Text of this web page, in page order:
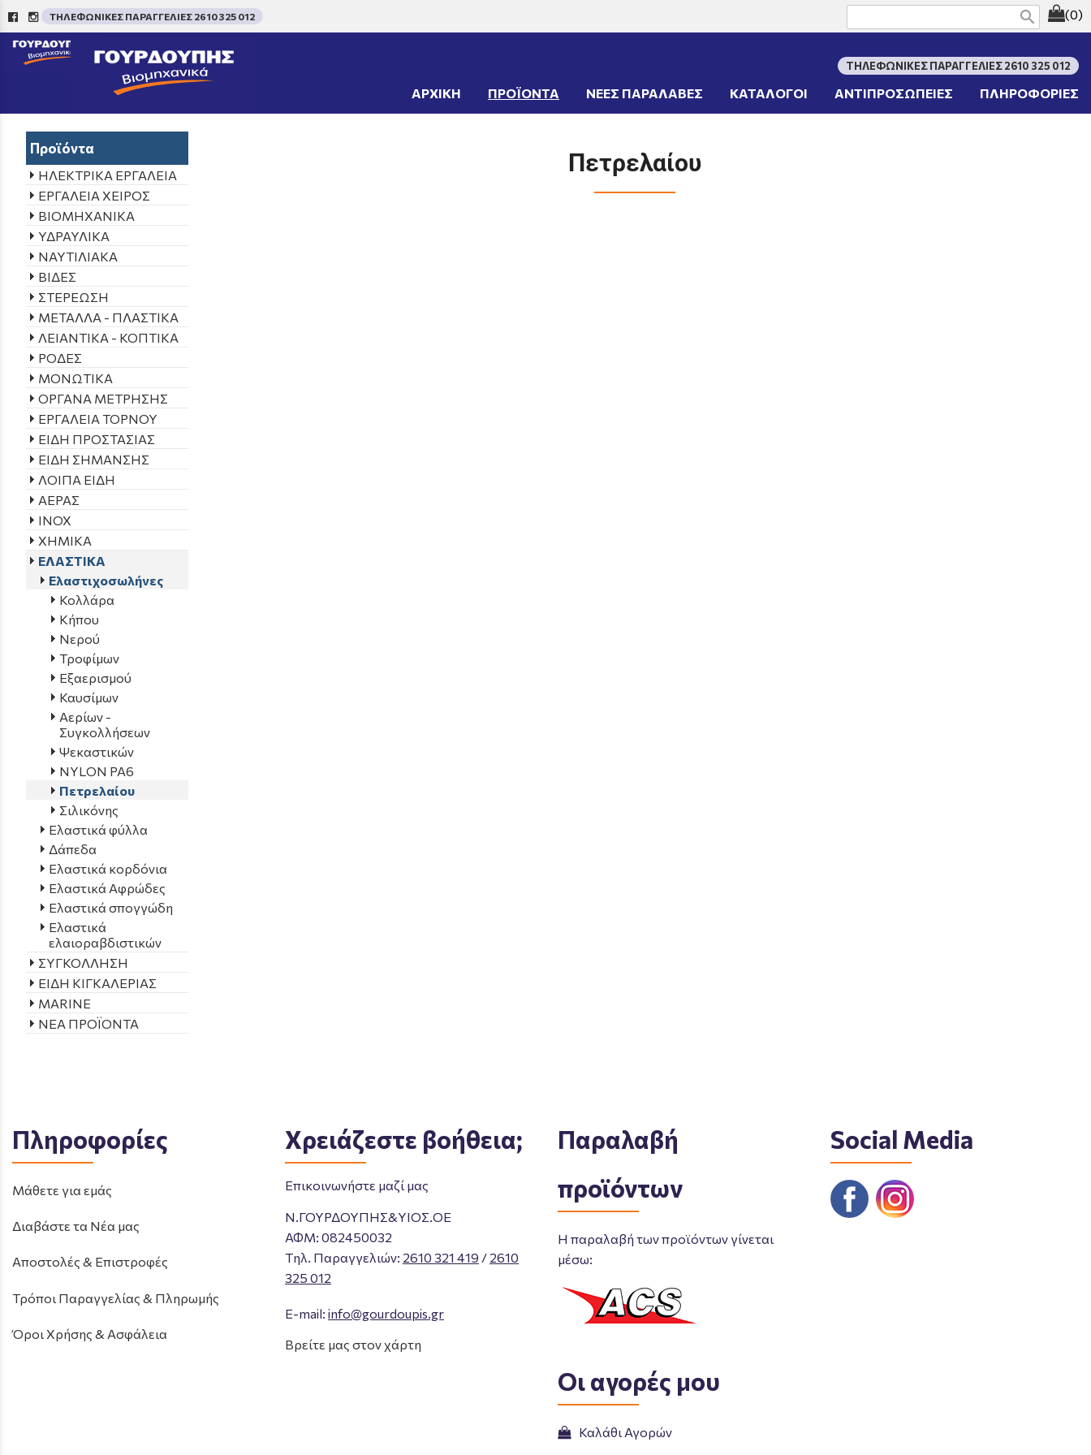
ΤΗΛΕΦΩΝΙΚΕΣ ΠΑΡΑΓΓΕΛΙΕΣ 2610 325 012 (0)
search
ΤΗΛΕΦΩΝΙΚΕΣ ΠΑΡΑΓΓΕΛΙΕΣ 2610 325 012
/
ΑΡΧΙΚΗ ΠΡΟΪΟΝΤΑ ΝΕΕΣ ΠΑΡΑΛΑΒΕΣ ΚΑΤΑΛΟΓΟΙ ΑΝΤΙΠΡΟΣΩΠΕΙΕΣ ΠΛΗΡΟΦΟΡΙΕΣ
Προϊόντα
ΗΛΕΚΤΡΙΚΑ ΕΡΓΑΛΕΙΑ
ΕΡΓΑΛΕΙΑ ΧΕΙΡΟΣ
ΒΙΟΜΗΧΑΝΙΚΑ
ΥΔΡΑΥΛΙΚΑ
ΝΑΥΤΙΛΙΑΚΑ
ΒΙΔΕΣ
ΣΤΕΡΕΩΣΗ
ΜΕΤΑΛΛΑ - ΠΛΑΣΤΙΚΑ
ΛΕΙΑΝΤΙΚΑ - ΚΟΠΤΙΚΑ
ΡΟΔΕΣ
ΜΟΝΩΤΙΚΑ
ΟΡΓΑΝΑ ΜΕΤΡΗΣΗΣ
ΕΡΓΑΛΕΙΑ ΤΟΡΝΟΥ
ΕΙΔΗ ΠΡΟΣΤΑΣΙΑΣ
ΕΙΔΗ ΣΗΜΑΝΣΗΣ
ΛΟΙΠΑ ΕΙΔΗ
ΑΕΡΑΣ
INOX
ΧΗΜΙΚΑ
ΕΛΑΣΤΙΚΑ
Ελαστιχοσωλήνες
Κολλάρα
Κήπου
Νερού
Τροφίμων
Εξαερισμού
Καυσίμων
Αερίων -
Συγκoλλήσεων
Ψεκαστικών
NYLON PA6
Πετρελαίου
Σιλικόνης
Ελαστικά φύλλα
Δάπεδα
Ελαστικά κορδόνια
Ελαστικά Αφρώδες
Ελαστικά σπογγώδη
Ελαστικά
ελαιοραβδιστικών
ΣΥΓΚΟΛΛΗΣΗ
ΕΙΔΗ ΚΙΓΚΑΛΕΡΙΑΣ
MARINE
ΝΕΑ ΠΡΟΪΟΝΤΑ
Aρχική σελίδα
Πετρελαίου
Πληροφορίες
Μάθετε για εμάς
Διαβάστε τα Νέα μας
Αποστολές & Επιστροφές
Τρόποι Παραγγελίας & Πληρωμής
Όροι Χρήσης & Ασφάλεια
Χρειάζεστε βοήθεια;
Επικοινωνήστε μαζί μας
Ν.ΓΟΥΡΔΟΥΠΗΣ&ΥΙΟΣ.ΟΕ
ΑΦΜ: 082450032
Tηλ. Παραγγελιών: 2610 321 419 / 2610
325 012
E-mail: info@gourdoupis.gr
Βρείτε μας στον χάρτη
Παραλαβή
προϊόντων
Η παραλαβή των προϊόντων γίνεται
μέσω:
Οι αγορές μου
Καλάθι Αγορών
Social Media